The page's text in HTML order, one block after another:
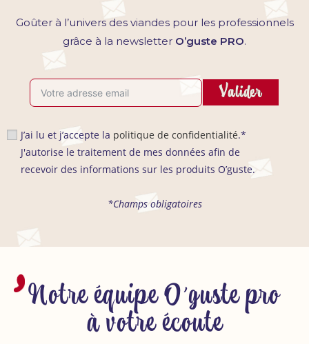
Goûter à l’univers des viandes pour les professionnels
grâce à la newsletter O’guste PRO.
Valider
J’ai lu et j’accepte la politique de confidentialité.*
J'autorise le traitement de mes données afin de
recevoir des informations sur les produits O’guste.
*Champs obligatoires
Notre équipe O'guste pro
à votre écoute